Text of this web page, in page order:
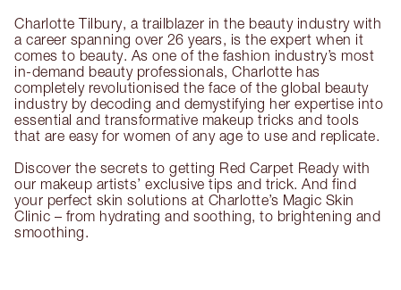
Charlotte Tilbury, a trailblazer in the beauty industry with
a career spanning over 26 years, is the expert when it
comes to beauty. As one of the fashion industry’s most
in-demand beauty professionals, Charlotte has
completely revolutionised the face of the global beauty
industry by decoding and demystifying her expertise into
essential and transformative makeup tricks and tools
that are easy for women of any age to use and replicate.
Discover the secrets to getting Red Carpet Ready with
our makeup artists’ exclusive tips and trick. And find
your perfect skin solutions at Charlotte’s Magic Skin
Clinic – from hydrating and soothing, to brightening and
smoothing.